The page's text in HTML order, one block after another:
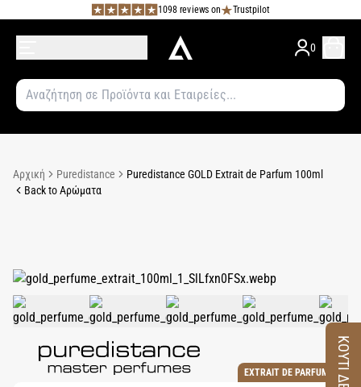
1098 reviews on Trustpilot
0
Αρχική Puredistance
Puredistance GOLD Extrait de Parfum 100ml
Back to Αρώματα
EXTRAIT DE PARFUM